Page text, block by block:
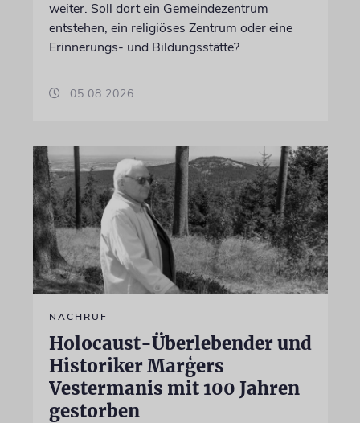
weiter. Soll dort ein Gemeindezentrum
entstehen, ein religiöses Zentrum oder eine
Erinnerungs- und Bildungsstätte?
05.08.2026
NACHRUF
Holocaust-Überlebender und
Historiker Marģers
Vestermanis mit 100 Jahren
gestorben